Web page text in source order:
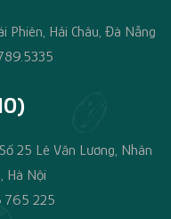
Phiên, Hải Châu, Đà Nẵng
25 Lê Văn Lương, Nhân
Hà Nội
765 225